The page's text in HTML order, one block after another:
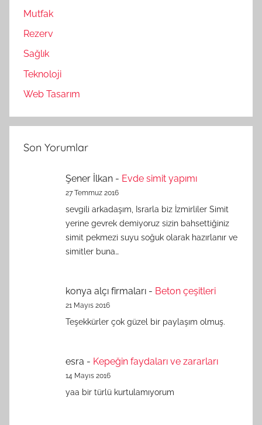
Mutfak
Rezerv
Sağlık
Teknoloji
Web Tasarım
Son Yorumlar
Şener İlkan - Evde simit yapımı
27 Temmuz 2016
sevgili arkadaşım, Israrla biz İzmirliler Simit
yerine gevrek demiyoruz sizin bahsettiğiniz
simit pekmezi suyu soğuk olarak hazırlanır ve
simitler buna…
konya alçı firmaları - Beton çeşitleri
21 Mayıs 2016
Teşekkürler çok güzel bir paylaşım olmuş.
esra - Kepeğin faydaları ve zararları
14 Mayıs 2016
yaa bir türlü kurtulamıyorum